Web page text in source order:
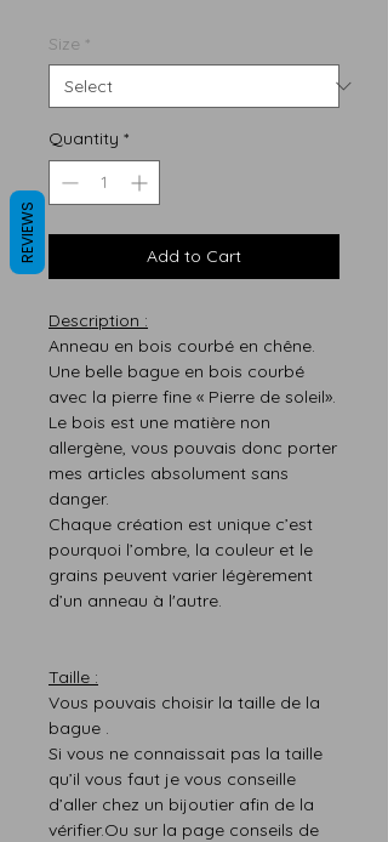
Size *
Quantity *
Add to Cart
Description :
Anneau en bois courbé en chêne.
Une belle bague en bois courbé
avec la pierre fine « Pierre de soleil».
Le bois est une matière non
allergène, vous pouvais donc porter
mes articles absolument sans
danger.
Chaque création est unique c’est
pourquoi l’ombre, la couleur et le
grains peuvent varier légèrement
d’un anneau à l'autre.
Taille :
Vous pouvais choisir la taille de la
bague .
Si vous ne connaissait pas la taille
qu’il vous faut je vous conseille
d’aller chez un bijoutier afin de la
vérifier.Ou sur la page conseils de
REVIEWS